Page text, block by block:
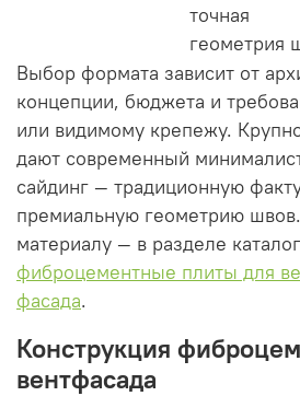
точная
геометрия
Выбор формата зависит от
концепции, бюджета и
или видимому крепежу.
дают современный
сайдинг — традиционную
премиальную геометрию
материалу — в разделе
фиброцементные плиты для
фасада.
Конструкция
вентфасада